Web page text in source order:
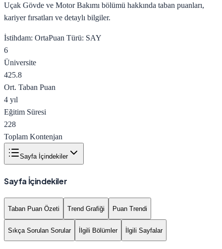
Uçak Gövde ve Motor Bakımı bölümü hakkında taban puanları,
kariyer fırsatları ve detaylı bilgiler.
İstihdam: OrtaPuan Türü: SAY
6
Üniversite
425.8
Ort. Taban Puan
4 yıl
Eğitim Süresi
228
Toplam Kontenjan
Sayfa İçindekiler
Sayfa İçindekiler
Taban Puan Özeti Trend Grafiği Puan Trendi
Sıkça Sorulan Sorular İlgili Bölümler İlgili Sayfalar